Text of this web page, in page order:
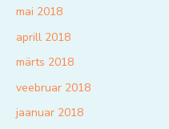
mai 2018
aprill 2018
märts 2018
veebruar 2018
jaanuar 2018